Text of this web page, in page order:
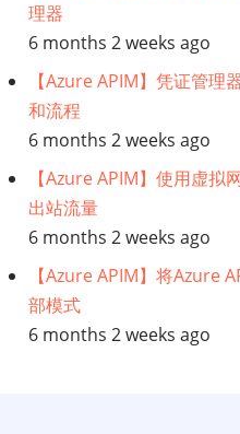
理器
6 months 2 weeks ago
【Azure APIM】凭证管
和流程
6 months 2 weeks ago
【Azure APIM】使用虚
出站流量
6 months 2 weeks ago
【Azure APIM】将Azure
部模式
6 months 2 weeks ago